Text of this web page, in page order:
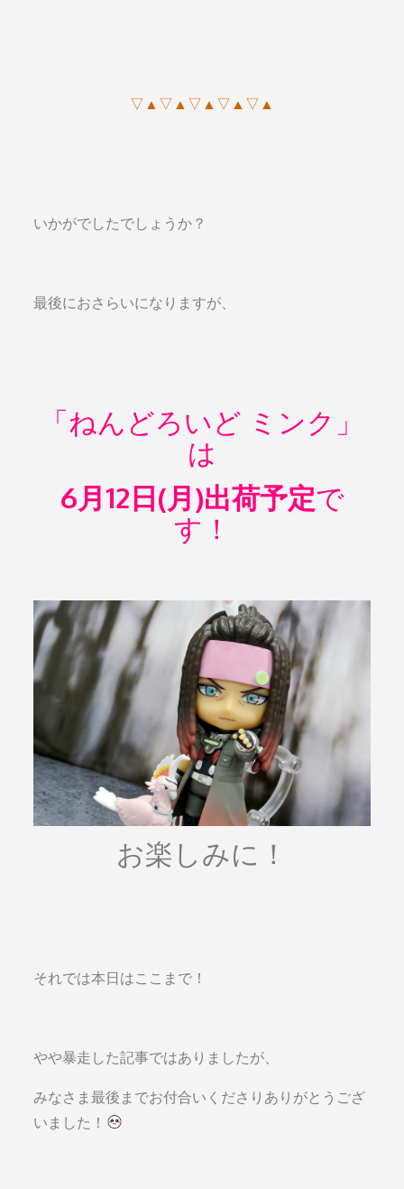
▽▲▽▲▽▲▽▲▽▲
いかがでしたでしょうか？
最後におさらいになりますが、
「ねんどろいど ミンク」
は
6月12日(月)出荷予定で
す！
お楽しみに！
それでは本日はここまで！
やや暴走した記事ではありましたが、
みなさま最後までお付合いくださりありがとうござ
いました！